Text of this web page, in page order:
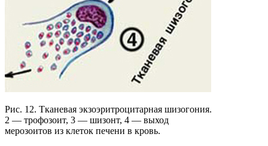
Рис. 12. Тканевая экзоэритроцитарная шизогония.
2 — трофозоит, 3 — шизонт, 4 — выход
мерозоитов из клеток печени в кровь.